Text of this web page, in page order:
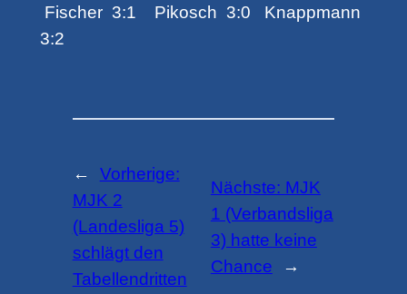
Fischer 3:1 Pikosch 3:0 Knappmann
3:2
←
Vorherige:
MJK 2
(Landesliga 5)
schlägt den
Tabellendritten
Nächste: MJK
1 (Verbandsliga
3) hatte keine
Chance
→